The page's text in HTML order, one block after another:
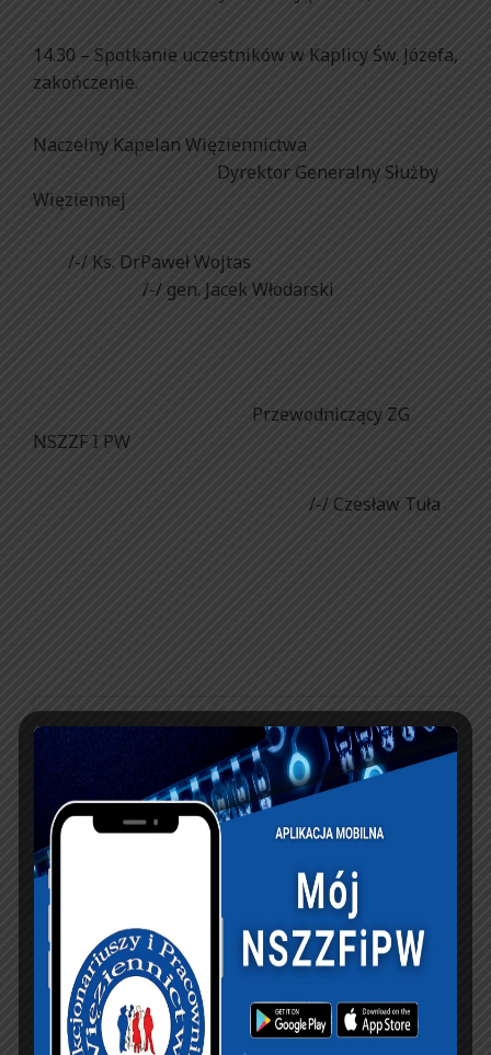
14.30 – Spotkanie uczestników w Kaplicy Św. Józefa,
zakończenie.
Naczelny Kapelan Więziennictwa
Dyrektor Generalny Służby
Więziennej
/-/ Ks. DrPawełWojtas
/-/gen. Jacek Włodarski
Przewodniczący ZG
NSZZF I PW
/-/ Czesław Tuła
PREVIOUS ARTICLE
Wniosek
Wielkopolskiej i
Lubuskiej Federacji
ZZSM do Komisji i
NEXT ARTICLE
V Mistrzostwa Służby
Więziennej w
Terenowym – Sucha